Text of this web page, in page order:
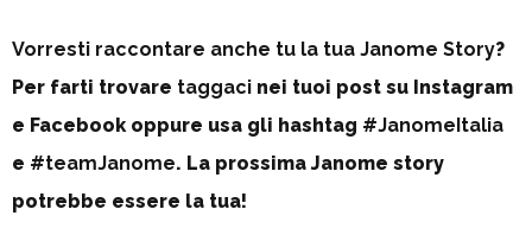
Vorresti raccontare anche tu la tua Janome Story?
Per farti trovare taggaci nei tuoi post su Instagram
e Facebook oppure usa gli hashtag #JanomeItalia
e #teamJanome. La prossima Janome story
potrebbe essere la tua!